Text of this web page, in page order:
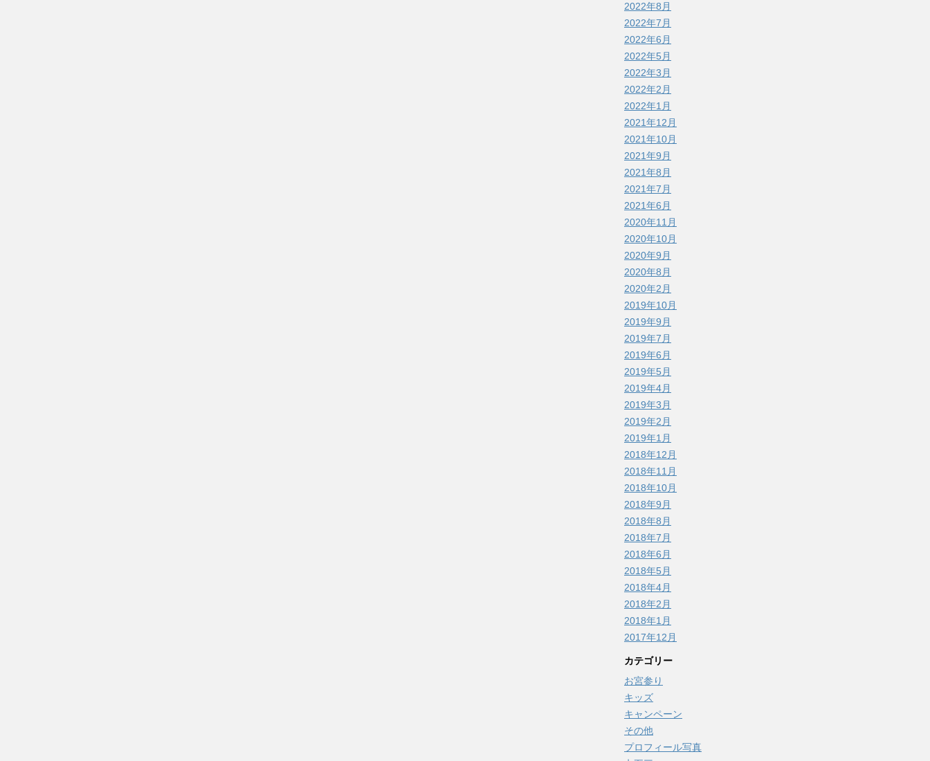
2022年8月
2022年7月
2022年6月
2022年5月
2022年3月
2022年2月
2022年1月
2021年12月
2021年10月
2021年9月
2021年8月
2021年7月
2021年6月
2020年11月
2020年10月
2020年9月
2020年8月
2020年2月
2019年10月
2019年9月
2019年7月
2019年6月
2019年5月
2019年4月
2019年3月
2019年2月
2019年1月
2018年12月
2018年11月
2018年10月
2018年9月
2018年8月
2018年7月
2018年6月
2018年5月
2018年4月
2018年2月
2018年1月
2017年12月
カテゴリー
お宮参り
キッズ
キャンペーン
その他
プロフィール写真